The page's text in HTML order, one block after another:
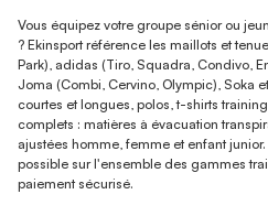
Vous équipez votre groupe sénior ou
? Ekinsport référence les maillots et
Park), adidas (Tiro, Squadra, Condivo,
Joma (Combi, Cervino, Olympic), Soka
courtes et longues, polos, t-shirts
complets : matières à évacuation
ajustées homme, femme et enfant
possible sur l'ensemble des gammes
paiement sécurisé.